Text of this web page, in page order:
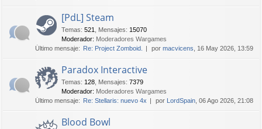
[PdL] Steam
Temas: 521 Mensajes: 15070
Moderador: Moderadores Wargames
Último mensaje: Re: Project Zomboid. por macvicens , 16 May 2026, 13:59
Paradox Interactive
Temas: 128 Mensajes: 7379
Moderador: Moderadores Wargames
Último mensaje: Re: Stellaris: nuevo 4x por LordSpain , 06 Ago 2026, 21:08
Blood Bowl